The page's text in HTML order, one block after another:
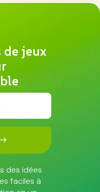
de jeux
des idées
faciles à